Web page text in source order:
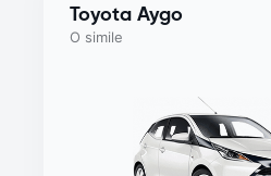
Toyota Aygo
O simile